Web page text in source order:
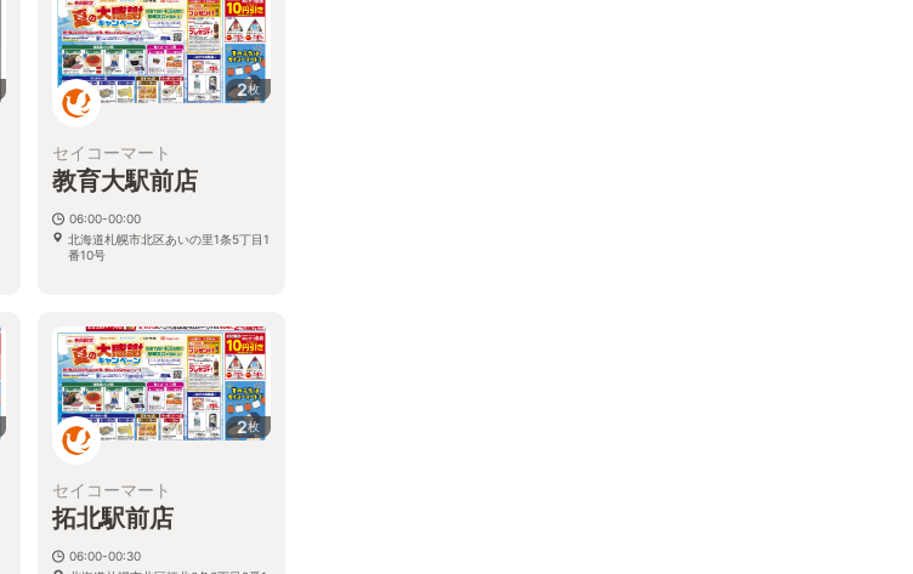
2枚
セイコーマート
教育大駅前店
06:00-00:00
北海道札幌市北区あいの里1条5丁目1
番10号
2枚
セイコーマート
拓北駅前店
06:00-00:30